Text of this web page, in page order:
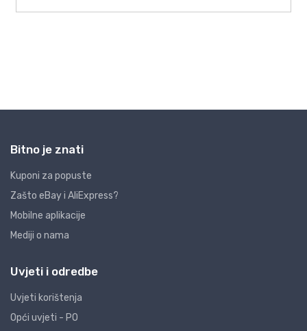
Bitno je znati
Kuponi za popuste
Zašto eBay i AliExpress?
Mobilne aplikacije
Mediji o nama
Uvjeti i odredbe
Uvjeti korištenja
Opći uvjeti - PO